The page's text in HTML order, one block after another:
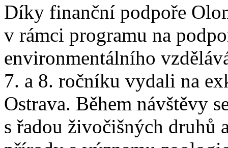
Díky finanční podpoře
v rámci programu na
environmentálního
7. a 8. ročníku vydali na
Ostrava. Během návštěvy
s řadou živočišných druhů